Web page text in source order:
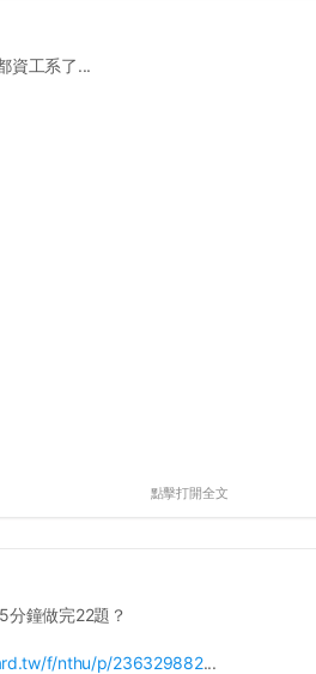
資工系了...
點擊打開全文
分鐘做完22題？
f/nthu/p/236329882...